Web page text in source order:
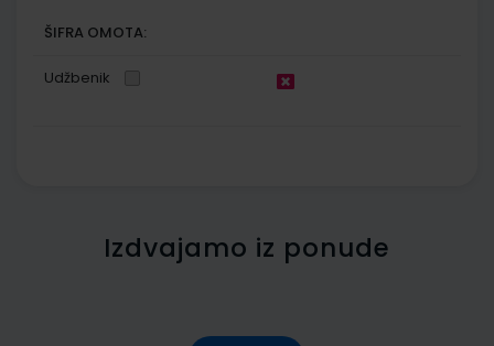
ŠIFRA OMOTA:
Udžbenik
Izdvajamo iz ponude